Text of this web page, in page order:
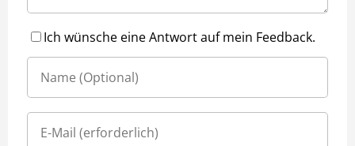
Ich wünsche eine Antwort auf mein Feedback.